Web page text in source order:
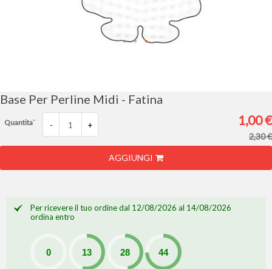
galleria
di
immagini
Base Per Perline Midi - Fatina
Quantita` - +
AGGIUNGI
1,00 €
2,30 €
Per ricevere il tuo ordine dal 12/08/2026 al 14/08/2026
ordina entro